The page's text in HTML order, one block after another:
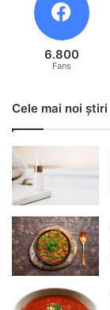
6.800
Fans
Cele mai noi știri